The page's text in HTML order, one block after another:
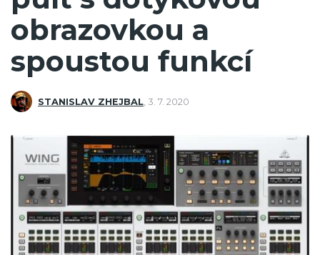
obrazovkou a
spoustou funkcí
STANISLAV ZHEJBAL 3. 7. 2020